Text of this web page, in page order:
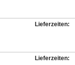
Lieferzeiten:
Lieferzeiten: